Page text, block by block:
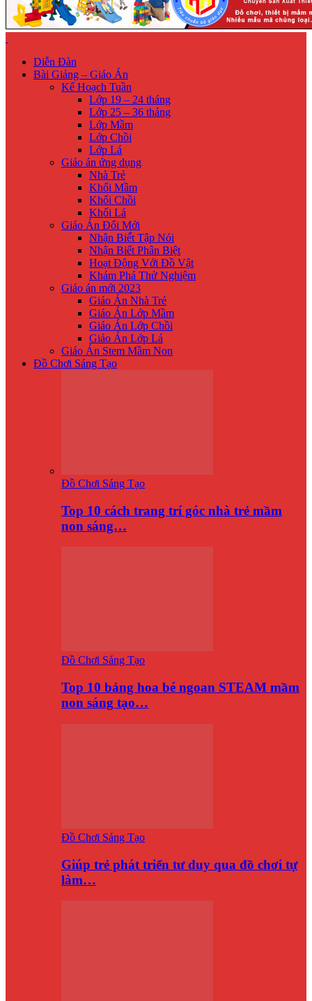
Diễn Đàn
Bài Giảng – Giáo Án
Kế Hoạch Tuần
Lớp 19 – 24 tháng
Lớp 25 – 36 tháng
Lớp Mầm
Lớp Chồi
Lớp Lá
Giáo án ứng dụng
Nhà Trẻ
Khối Mầm
Khối Chồi
Khối Lá
Giáo Án Đổi Mới
Nhận Biế́t Tập Nói
Nhận Biết Phân Biệt
Hoạt Động Với Đồ Vật
Khám Phá Thử Nghiệm
Giáo án mới 2023
Giáo Án Nhà Trẻ
Giáo Án Lớp Mầm
Giáo Án Lớp Chồi
Giáo Án Lớp Lá
Giáo Án Stem Mầm Non
Đồ Chơi Sáng Tạo
Đồ Chơi Sáng Tạo
Top 10 cách trang trí góc nhà trẻ mầm
non sáng…
Đồ Chơi Sáng Tạo
Top 10 bảng hoa bé ngoan STEAM mầm
non sáng tạo…
Đồ Chơi Sáng Tạo
Giúp trẻ phát triển tư duy qua đồ chơi tự
làm…